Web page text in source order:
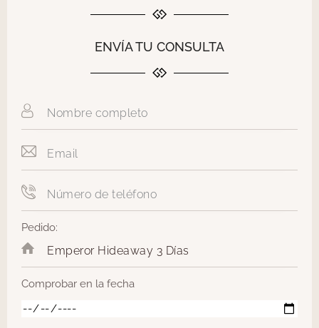
ENVÍA TU CONSULTA
Pedido:
Comprobar en la fecha